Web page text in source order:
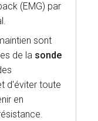
(EMG) par
sont
de la sonde
d'éviter toute
en